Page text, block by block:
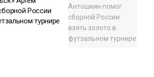
России
турнире